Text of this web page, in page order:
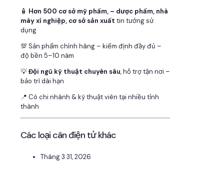
🧴 Hơn 500 cơ sở mỹ phẩm, – dược phẩm, nhà
máy xí nghiệp, cơ sở sản xuất tin tưởng sử
dụng
💯 Sản phẩm chính hãng – kiểm định đầy đủ –
độ bền 5–10 năm
💡Đội ngũ kỹ thuật chuyên sâu, hỗ trợ tận nơi –
bảo trì dài hạn
📍 Có chi nhánh & kỹ thuật viên tại nhiều tỉnh
thành
Các loại cân điện tử khác
Tháng 3 31, 2026